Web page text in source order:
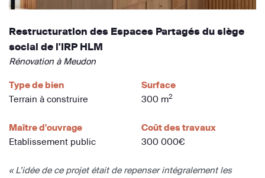
Restructuration des Espaces Partagés du siège
social de l'IRP HLM
Rénovation à Meudon
Type de bien
Terrain à construire
Surface
300 m2
Maître d'ouvrage
Etablissement public
Coût des travaux
300 000€
« L’idée de ce projet était de repenser intégralement les